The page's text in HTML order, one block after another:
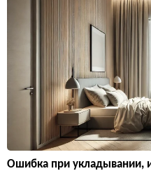
Ошибка при укладывании,